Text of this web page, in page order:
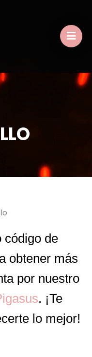
código de
obtener más
por nuestro
. ¡Te
lo mejor!